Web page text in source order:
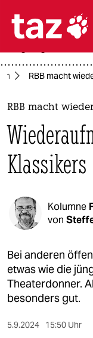

themen
politik
öko
kultur
berlin
nord
wahrheit
usa
RBB macht
RBB macht
Klassikers
Kolumne
von
Bei anderen
etwas wie die
Theaterdonner.
besonders gut.
5.9.2024 15:50 Uhr